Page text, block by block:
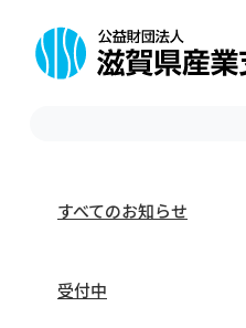
すべてのお知らせ
受付中